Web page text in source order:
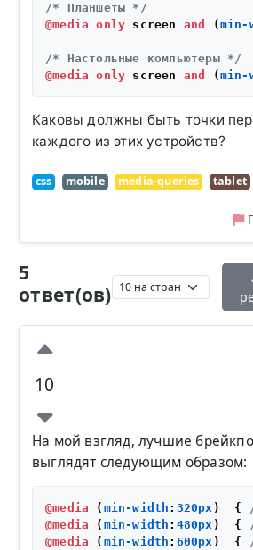
/* Планшеты */
@media
only screen and (min-
/* Настольные компьютеры */
@media
only screen and (min-
Каковы должны быть точки
каждого из этих устройств?
css mobile media-queries tablet
5
ответ(ов)
10
На мой взгляд, лучшие
выглядят следующим образом:
@media ( min-width : 320px )  {
@media ( min-width : 480px )  {
@media ( min-width : 600px )  {